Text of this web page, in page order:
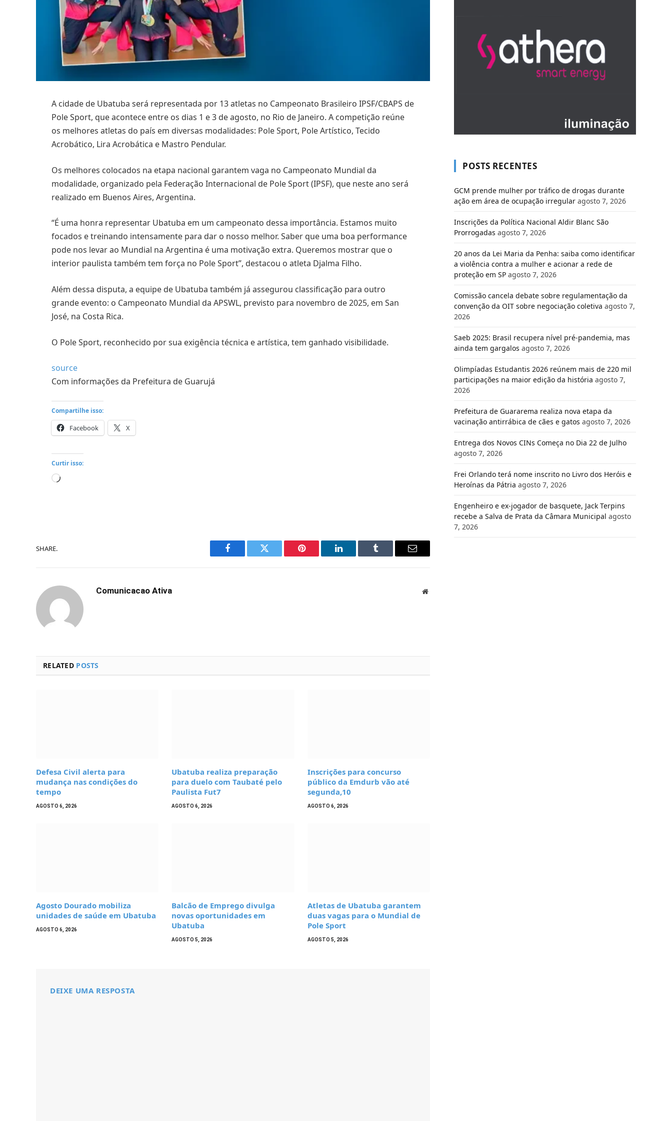
A cidade de Ubatuba será representada por 13 atletas no Campeonato Brasileiro IPSF/CBAPS de
Pole Sport, que acontece entre os dias 1 e 3 de agosto, no Rio de Janeiro. A competição reúne
os melhores atletas do país em diversas modalidades: Pole Sport, Pole Artístico, Tecido
Acrobático, Lira Acrobática e Mastro Pendular.
Os melhores colocados na etapa nacional garantem vaga no Campeonato Mundial da
modalidade, organizado pela Federação Internacional de Pole Sport (IPSF), que neste ano será
realizado em Buenos Aires, Argentina.
“É uma honra representar Ubatuba em um campeonato dessa importância. Estamos muito
focados e treinando intensamente para dar o nosso melhor. Saber que uma boa performance
pode nos levar ao Mundial na Argentina é uma motivação extra. Queremos mostrar que o
interior paulista também tem força no Pole Sport”, destacou o atleta Djalma Filho.
Além dessa disputa, a equipe de Ubatuba também já assegurou classificação para outro
grande evento: o Campeonato Mundial da APSWL, previsto para novembro de 2025, em San
José, na Costa Rica.
O Pole Sport, reconhecido por sua exigência técnica e artística, tem ganhado visibilidade.
source
Com informações da Prefeitura de Guarujá
Compartilhe isso:
Facebook X
Curtir isso:
Carregando...
SHARE.
Facebook Twitter Pinterest LinkedIn Tumblr Email
Comunicacao Ativa Website
RELATED POSTS
Defesa Civil alerta para
mudança nas condições do
tempo
AGOSTO 6, 2026
Ubatuba realiza preparação
para duelo com Taubaté pelo
Paulista Fut7
AGOSTO 6, 2026
Inscrições para concurso
público da Emdurb vão até
segunda,10
AGOSTO 6, 2026
Agosto Dourado mobiliza
unidades de saúde em Ubatuba
AGOSTO 6, 2026
Balcão de Emprego divulga
novas oportunidades em
Ubatuba
AGOSTO 5, 2026
Atletas de Ubatuba garantem
duas vagas para o Mundial de
Pole Sport
AGOSTO 5, 2026
DEIXE UMA RESPOSTA
POSTS RECENTES
GCM prende mulher por tráfico de drogas durante
ação em área de ocupação irregular agosto 7, 2026
Inscrições da Política Nacional Aldir Blanc São
Prorrogadas agosto 7, 2026
20 anos da Lei Maria da Penha: saiba como identificar
a violência contra a mulher e acionar a rede de
proteção em SP agosto 7, 2026
Comissão cancela debate sobre regulamentação da
convenção da OIT sobre negociação coletiva agosto 7,
2026
Saeb 2025: Brasil recupera nível pré-pandemia, mas
ainda tem gargalos agosto 7, 2026
Olimpíadas Estudantis 2026 reúnem mais de 220 mil
participações na maior edição da história agosto 7,
2026
Prefeitura de Guararema realiza nova etapa da
vacinação antirrábica de cães e gatos agosto 7, 2026
Entrega dos Novos CINs Começa no Dia 22 de Julho
agosto 7, 2026
Frei Orlando terá nome inscrito no Livro dos Heróis e
Heroínas da Pátria agosto 7, 2026
Engenheiro e ex-jogador de basquete, Jack Terpins
recebe a Salva de Prata da Câmara Municipal agosto
7, 2026